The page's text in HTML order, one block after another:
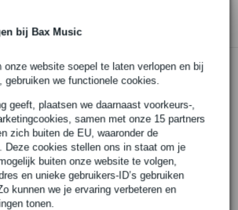
bij Bax Music
onze website soepel te laten verlopen en bij
gebruiken we functionele cookies.
geeft, plaatsen we daarnaast voorkeurs-,
samen met onze 15 partners
zich buiten de EU, waaronder de
Deze cookies stellen ons in staat om je
buiten onze website te volgen,
en unieke gebruikers-ID’s gebruiken
kunnen we je ervaring verbeteren en
tonen.
in ons magazijn
bij de leverancier)
In winkelwagen
= morgen in huis
geld terug' garantie